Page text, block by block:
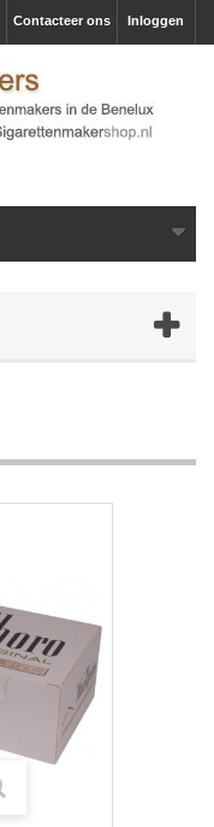
Inloggen
Contacteer ons